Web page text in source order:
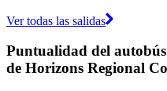
Ver todas las salidas
Puntualidad del
de Horizons Regional